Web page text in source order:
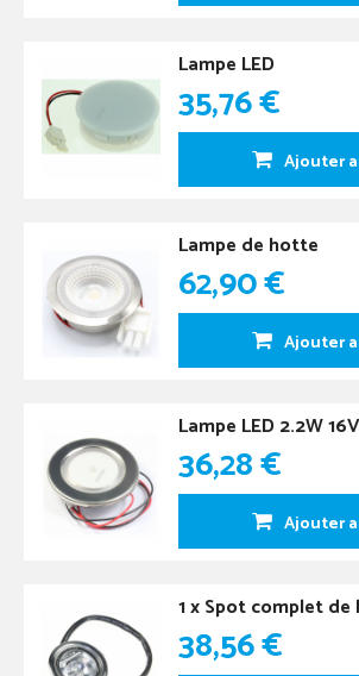
Lampe LED
35,76 €
Ajouter
Lampe de hotte
62,90 €
Ajouter
Lampe LED 2.2W
36,28 €
Ajouter
1 x Spot complet
38,56 €